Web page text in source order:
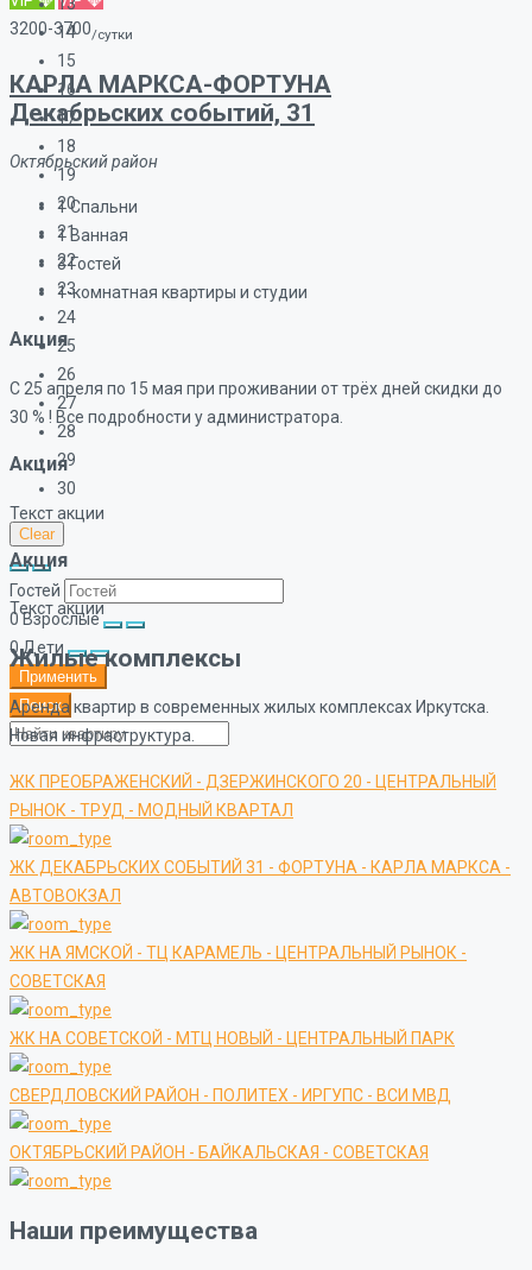
13
14
15
16
17
18
19
20
21
22
23
24
25
26
27
28
29
30
Clear
Гостей
0 Взрослые
0 Дети
Применить
Поиск
3200-3700/сутки
КАРЛА МАРКСА-ФОРТУНА
Декабрьских событий, 31
Октябрьский район
1Спальни
1Ванная
3Гостей
1-комнатная квартиры и студии
Акция
С 25 апреля по 15 мая при проживании от трёх дней скидки до
30 % ! Все подробности у администратора.
Акция
Текст акции
Акция
Текст акции
Жилые комплексы
Аренда квартир в современных жилых комплексах Иркутска.
Новая инфраструктура.
ЖК ПРЕОБРАЖЕНСКИЙ - ДЗЕРЖИНСКОГО 20 - ЦЕНТРАЛЬНЫЙ
РЫНОК - ТРУД - МОДНЫЙ КВАРТАЛ
ЖК ДЕКАБРЬСКИХ СОБЫТИЙ 31 - ФОРТУНА - КАРЛА МАРКСА -
АВТОВОКЗАЛ
ЖК НА ЯМСКОЙ - ТЦ КАРАМЕЛЬ - ЦЕНТРАЛЬНЫЙ РЫНОК -
СОВЕТСКАЯ
ЖК НА СОВЕТСКОЙ - МТЦ НОВЫЙ - ЦЕНТРАЛЬНЫЙ ПАРК
СВЕРДЛОВСКИЙ РАЙОН - ПОЛИТЕХ - ИРГУПС - ВСИ МВД
ОКТЯБРЬСКИЙ РАЙОН - БАЙКАЛЬСКАЯ - СОВЕТСКАЯ
Наши преимущества